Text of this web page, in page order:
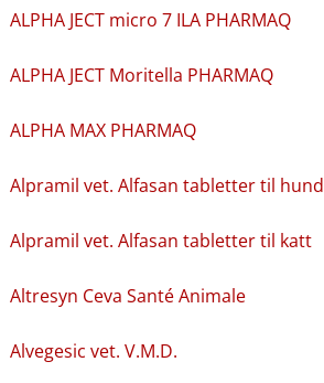
ALPHA JECT micro 7 ILA PHARMAQ
ALPHA JECT Moritella PHARMAQ
ALPHA MAX PHARMAQ
Alpramil vet. Alfasan tabletter til hund
Alpramil vet. Alfasan tabletter til katt
Altresyn Ceva Santé Animale
Alvegesic vet. V.M.D.